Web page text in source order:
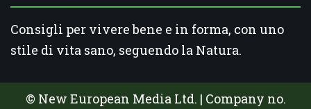
Consigli per vivere bene e in forma, con uno
stile di vita sano, seguendo la Natura.
© New European Media Ltd. | Company no.